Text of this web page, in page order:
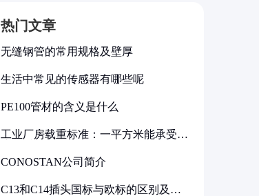
热门文章
无缝钢管的常用规格及壁厚
生活中常见的传感器有哪些呢
PE100管材的含义是什么
工业厂房载重标准：一平方米能承受多
CONOSTAN公司简介
C13和C14插头国标与欧标的区别及其